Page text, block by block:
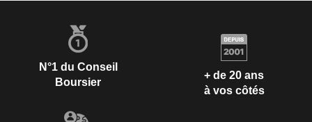
N°1 du Conseil
Boursier
+ de 20 ans
à vos côtés